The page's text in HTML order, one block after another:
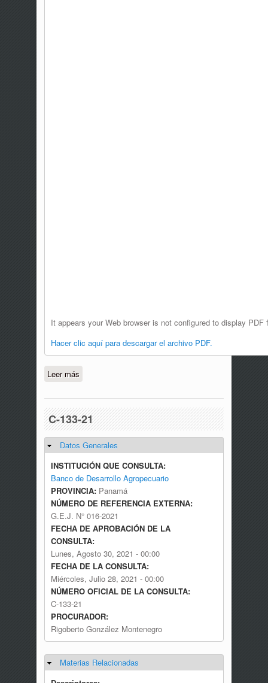
It appears your Web browser is not configured to display
Hacer clic aquí para descargar el archivo PDF.
Leer más
C-133-21
Ocultar
Datos Generales
INSTITUCIÓN QUE CONSULTA:
Banco de Desarrollo Agropecuario
PROVINCIA: Panamá
NÚMERO DE REFERENCIA EXTERNA:
G.E.J. N° 016-2021
FECHA DE APROBACIÓN DE LA
CONSULTA:
Lunes, Agosto 30, 2021 - 00:00
FECHA DE LA CONSULTA:
Miércoles, Julio 28, 2021 - 00:00
NÚMERO OFICIAL DE LA CONSULTA:
C-133-21
PROCURADOR:
Rigoberto González Montenegro
Ocultar
Materias Relacionadas